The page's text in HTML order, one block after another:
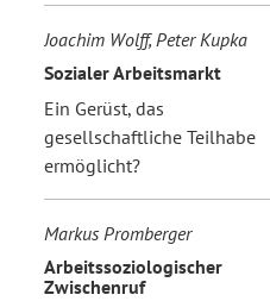
Joachim Wolff, Peter Kupka
Sozialer Arbeitsmarkt
Ein Gerüst, das
gesellschaftliche Teilhabe
ermöglicht?
Markus Promberger
Arbeitssoziologischer
Zwischenruf